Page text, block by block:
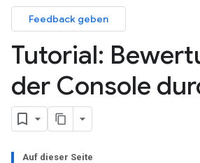
Feedback geben
Tutorial:
der Console
Auf dieser Seite